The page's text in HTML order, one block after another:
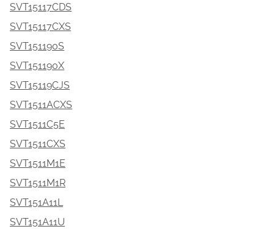
SVT15117CDS
SVT15117CXS
SVT151190S
SVT151190X
SVT15119CJS
SVT1511ACXS
SVT1511C5E
SVT1511CXS
SVT1511M1E
SVT1511M1R
SVT151A11L
SVT151A11U